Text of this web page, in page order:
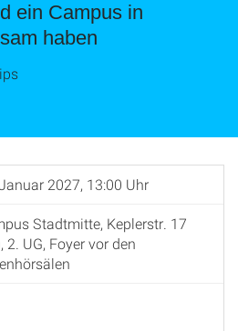
ein Campus in
haben
2027, 13:00 Uhr
Stadtmitte, Keplerstr. 17
2. UG, Foyer vor den